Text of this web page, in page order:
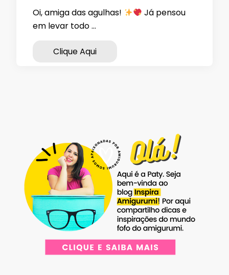
Oi, amiga das agulhas!
Já pensou
em levar todo …
Clique Aqui